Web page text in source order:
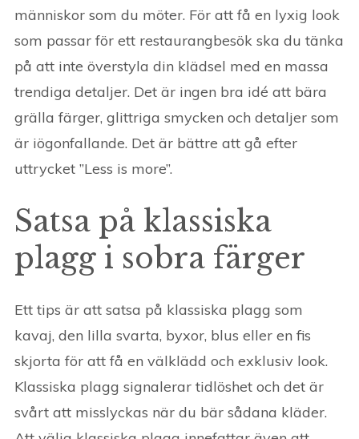
människor som du möter. För att få en lyxig look
som passar för ett restaurangbesök ska du tänka
på att inte överstyla din klädsel med en massa
trendiga detaljer. Det är ingen bra idé att bära
grälla färger, glittriga smycken och detaljer som
är iögonfallande. Det är bättre att gå efter
uttrycket ”Less is more”.
Satsa på klassiska
plagg i sobra färger
Ett tips är att satsa på klassiska plagg som
kavaj, den lilla svarta, byxor, blus eller en fis
skjorta för att få en välklädd och exklusiv look.
Klassiska plagg signalerar tidlöshet och det är
svårt att misslyckas när du bär sådana kläder.